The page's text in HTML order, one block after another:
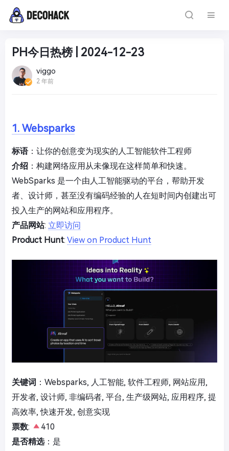
PH今日热榜 | 2024-12-23
viggo
2 年前
1. Websparks
标语：让你的创意变为现实的人工智能软件工程师
介绍 ：构建网络应用从未像现在这样简单和快速。
WebSparks 是一个由人工智能驱动的平台，帮助开发
者、设计师，甚至没有编码经验的人在短时间内创建出可
投入生产的网站和应用程序。
产品网站: 立即访问
Product Hunt: View on Product Hunt
关键词 ：Websparks, 人工智能, 软件工程师, 网站应用,
开发者, 设计师, 非编码者, 平台, 生产级网站, 应用程序, 提
高效率, 快速开发, 创意实现
票数:
410
是否精选：是